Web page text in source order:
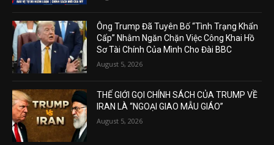
Ông Trump Đã Tuyên Bố “Tình Trạng Khẩn
Cấp” Nhằm Ngăn Chặn Việc Công Khai Hồ
Sơ Tài Chính Của Mình Cho Đài BBC
August 5, 2026
THẾ GIỚI GỌI CHÍNH SÁCH CỦA TRUMP VỀ
IRAN LÀ “NGOẠI GIAO MẪU GIÁO”
August 5, 2026